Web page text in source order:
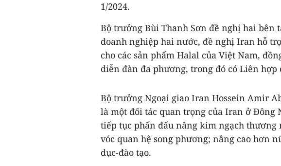
1/2024.
Bộ trưởng Bùi Thanh Sơn đề nghị hai bên
doanh nghiệp hai nước, đề nghị Iran hỗ
cho các sản phẩm Halal của Việt Nam,
diễn đàn đa phương, trong đó có Liên hợp
Bộ trưởng Ngoại giao Iran Hossein Amir
là một đối tác quan trọng của Iran ở Đông
tiếp tục phấn đấu nâng kim ngạch
vóc quan hệ song phương; nâng cao hơn
dục-đào tạo.